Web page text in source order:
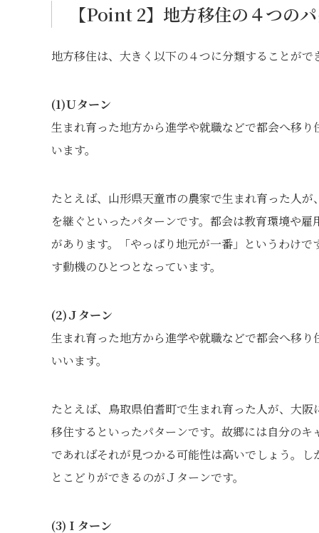
【Point 2】地方移住の４つの
地方移住は、大きく以下の４つに分類することがで
(1)Ｕターン
生まれ育った地方から進学や就職などで都会へ移
います。
たとえば、山形県天童市の農家で生まれ育った人
を継ぐといったパターンです。都会は教育環境や
があります。「やっぱり地元が一番」というわけ
す動機のひとつとなっています。
(2)Ｊターン
生まれ育った地方から進学や就職などで都会へ移
いいます。
たとえば、鳥取県伯耆町で生まれ育った人が、大
移住するといったパターンです。故郷には自分の
であればそれが見つかる可能性は高いでしょう。
とこどりができるのがＪターンです。
(3)Ｉターン